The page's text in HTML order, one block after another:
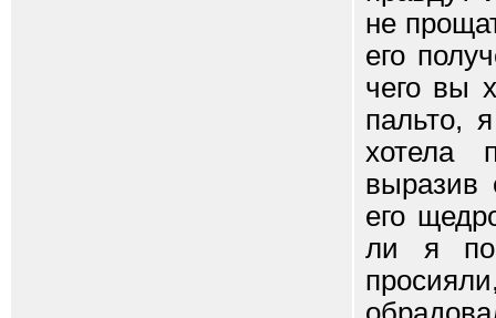
не
его
чего вы
пальто,
хотела
выразив
его
ли я